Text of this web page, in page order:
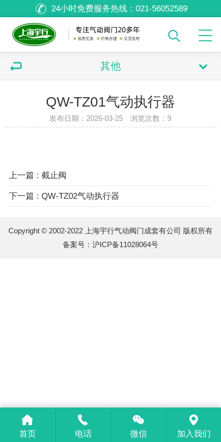
24小时免费服务热线： 021-56052589
其他
QW-TZ01气动执行器
发布日期：2026-03-25 浏览次数： 9
双击可放大
上一篇 : 截止阀
下一篇 : QW-TZ02气动执行器
Copyright © 2002-2022 上海宇行气动阀门成套有公司 版权所有
备案号： 沪ICP备11028064号
首页 电话 微信 加入我们